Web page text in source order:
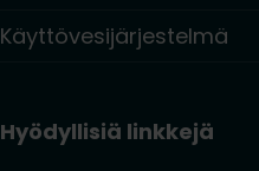
Käyttövesijärjestelmä
Hyödyllisiä linkkejä